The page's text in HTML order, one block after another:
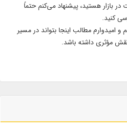
بازار هستید، پیشنهاد می‌کنم حتماً
مطالب اینجا بتواند در مسیر
مؤثری داشته باشد.